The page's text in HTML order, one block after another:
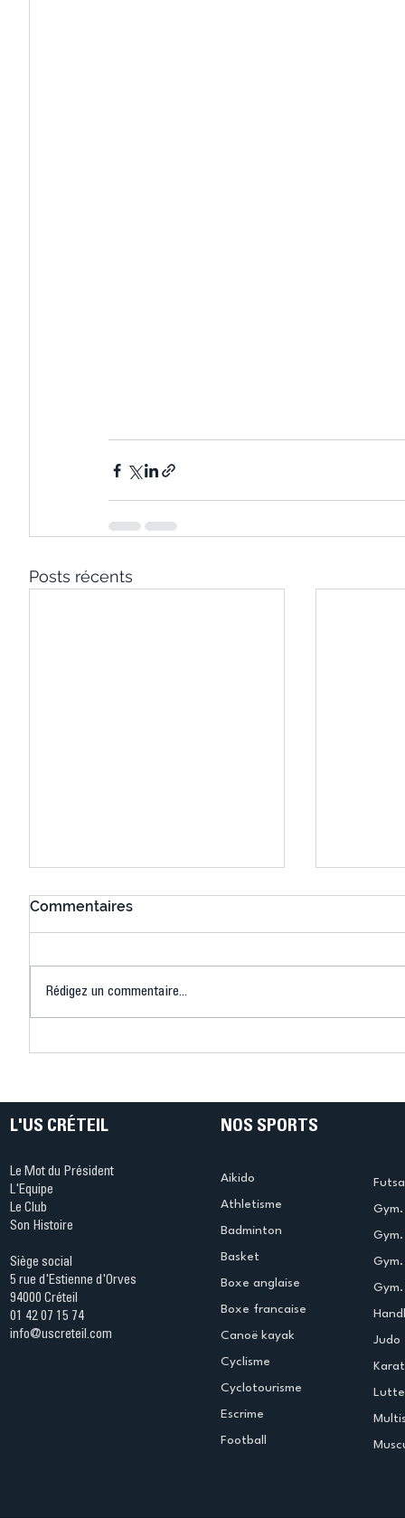
Posts récents
Commentaires
Rédigez un commentaire...
L'US CRÉTEIL
Le Mot du Président
L'Equipe
Le Club
Son Histoire
Siège social
5 rue d'Estienne d'Orves
94000 Créteil
01 42 07 15 74
info@uscreteil.com
NOS SPORTS
Aikido
Athletisme
Badminton
Basket
Boxe anglaise
Boxe francaise
Canoë kayak
Cyclisme
Cyclotourisme
Escrime
Football
Judo
Lutte